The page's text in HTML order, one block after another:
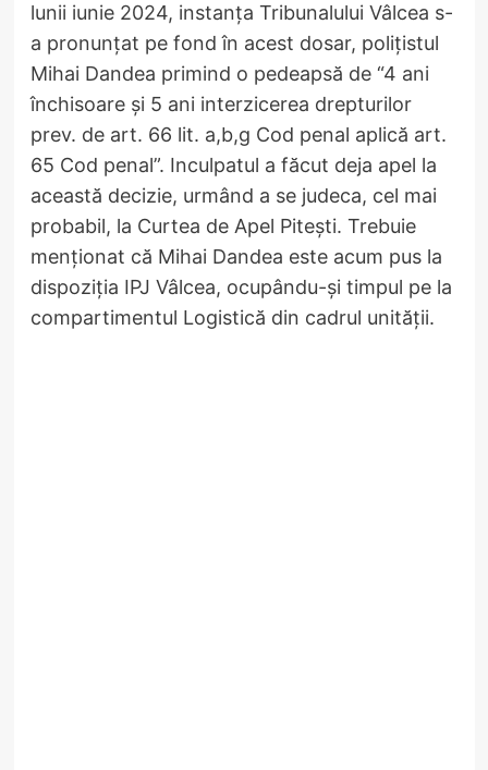
lunii iunie 2024, instanța Tribunalului Vâlcea s-
a pronunțat pe fond în acest dosar, polițistul
Mihai Dandea primind o pedeapsă de “4 ani
închisoare şi 5 ani interzicerea drepturilor
prev. de art. 66 lit. a,b,g Cod penal aplică art.
65 Cod penal”. Inculpatul a făcut deja apel la
această decizie, urmând a se judeca, cel mai
probabil, la Curtea de Apel Pitești. Trebuie
menționat că Mihai Dandea este acum pus la
dispoziția IPJ Vâlcea, ocupându-și timpul pe la
compartimentul Logistică din cadrul unității.